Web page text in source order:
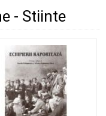
- Stiinte